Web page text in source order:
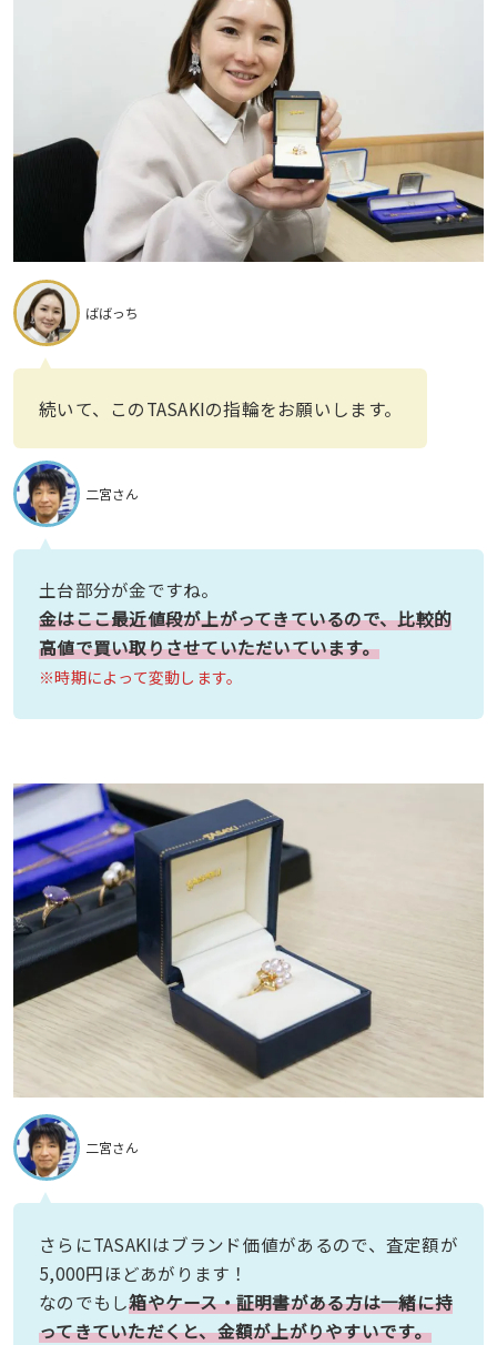
ばばっち
続いて、このTASAKIの指輪をお願いします。
二宮さん
土台部分が金ですね。
金はここ最近値段が上がってきているので、比較的
高値で買い取りさせていただいています。
※時期によって変動します。
二宮さん
さらにTASAKIはブランド価値があるので、査定額が
5,000円ほどあがります！
なのでもし箱やケース・証明書がある方は一緒に持
ってきていただくと、金額が上がりやすいです。